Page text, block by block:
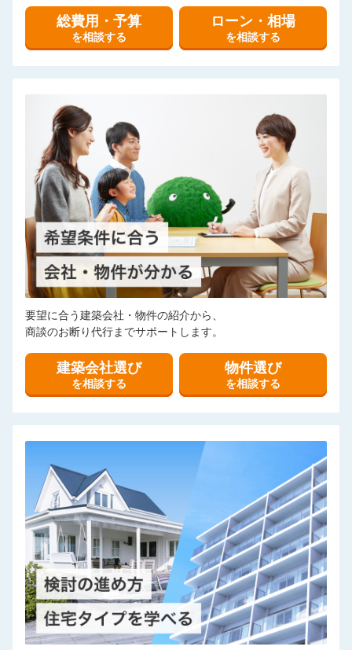
総費用・予算
を相談する
ローン・相場
を相談する
要望に合う建築会社・物件の紹介から、
商談のお断り代行までサポートします。
建築会社選び
を相談する
物件選び
を相談する